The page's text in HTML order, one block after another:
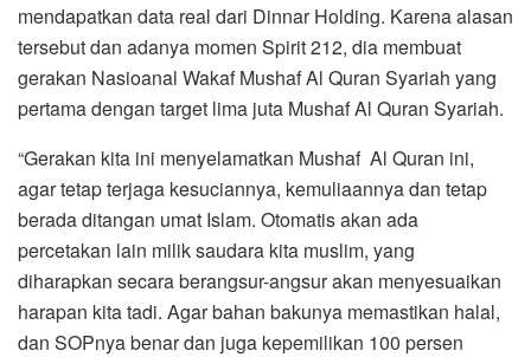
mendapatkan data real dari Dinnar Holding. Karena alasan
tersebut dan adanya momen Spirit 212, dia membuat
gerakan Nasioanal Wakaf Mushaf Al Quran Syariah yang
pertama dengan target lima juta Mushaf Al Quran Syariah.
“Gerakan kita ini menyelamatkan Mushaf Al Quran ini,
agar tetap terjaga kesuciannya, kemuliaannya dan tetap
berada ditangan umat Islam. Otomatis akan ada
percetakan lain milik saudara kita muslim, yang
diharapkan secara berangsur-angsur akan menyesuaikan
harapan kita tadi. Agar bahan bakunya memastikan halal,
dan SOPnya benar dan juga kepemilikan 100 persen